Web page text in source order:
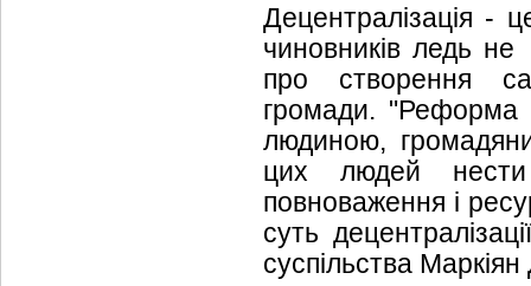
Децентралізація -
чиновників ледь
про створення
громади. "Реформа
людиною,
цих людей нести
повноваження і
суть
суспільства